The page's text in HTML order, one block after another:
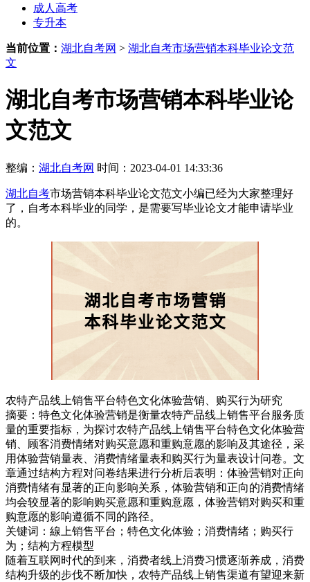
成人高考
专升本
当前位置： 湖北自考网 > 湖北自考市场营销本科毕业论文范
文
湖北自考市场营销本科毕业论
文范文
整编： 湖北自考网 时间：2023-04-01 14:33:36
湖北自考市场营销本科毕业论文范文小编已经为大家整理好
了，自考本科毕业的同学，是需要写毕业论文才能申请毕业
的。
农特产品线上销售平台特色文化体验营销、购买行为研究
摘要：特色文化体验营销是衡量农特产品线上销售平台服务质
量的重要指标，为探讨农特产品线上销售平台特色文化体验营
销、顾客消费情绪对购买意愿和重购意愿的影响及其途径，采
用体验营销量表、消费情绪量表和购买行为量表设计问卷。文
章通过结构方程对问卷结果进行分析后表明：体验营销对正向
消费情绪有显著的正向影响关系，体验营销和正向的消费情绪
均会较显著的影响购买意愿和重购意愿，体验营销对购买和重
购意愿的影响遵循不同的路径。
关键词：線上销售平台；特色文化体验；消费情绪；购买行
为；结构方程模型
随着互联网时代的到来，消费者线上消费习惯逐渐养成，消费
结构升级的步伐不断加快，农特产品线上销售渠道有望迎来新